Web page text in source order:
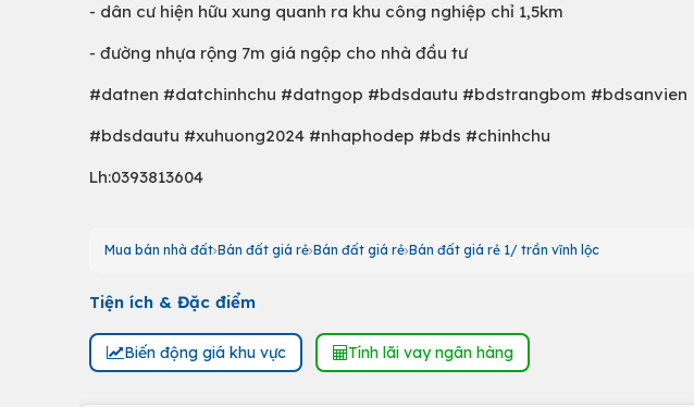
- dân cư hiện hữu xung quanh ra khu công nghiệp chỉ 1,5km
- đường nhựa rộng 7m giá ngộp cho nhà đầu tư
#datnen #datchinhchu #datngop #bdsdautu #bdstrangbom #bdsanvien
#bdsdautu #xuhuong2024 #nhaphodep #bds #chinhchu
Lh:0393813604
Mua bán nhà đất Bán đất giá rẻ Bán đất giá rẻ Bán đất giá rẻ 1/ trần vĩnh lộc
Tiện ích & Đặc điểm
Biến động giá khu vực Tính lãi vay ngân hàng